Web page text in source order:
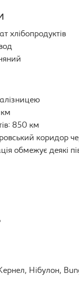
хлібопродуктів
850 км
коридор
обмежує деякі
Нібулон,